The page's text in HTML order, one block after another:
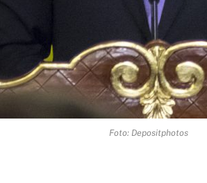
Foto: Depositphotos